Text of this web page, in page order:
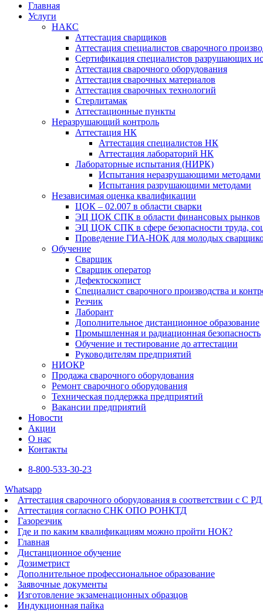
Главная
Услуги
НАКС
Аттестация сварщиков
Аттестация специалистов сварочного
Сертификация специалистов разрушающих
Аттестация сварочного оборудования
Аттестация сварочных материалов
Аттестация сварочных технологий
Стерлитамак
Аттестационные пункты
Неразрушающий контроль
Аттестация НК
Аттестация специалистов НК
Аттестация лабораторий НК
Лабораторные испытания (НИРК)
Испытания неразрушающими методами
Испытания разрушающими методами
Независимая оценка квалификации
ЦОК – 02.007 в области сварки
ЭЦ ЦОК СПК в области финансовых рынков
ЭЦ ЦОК СПК в сфере безопасности труда,
Проведение ГИА-НОК для молодых
Обучение
Сварщик
Сварщик оператор
Дефектоскопист
Специалист сварочного производства и
Резчик
Лаборант
Дополнительное дистанционное образование
Промышленная и радиационная безопасность
Обучение и тестирование до аттестации
Руководителям предприятий
НИОКР
Продажа сварочного оборудования
Ремонт сварочного оборудования
Техническая поддержка предприятий
Вакансии предприятий
Новости
Акции
О нас
Контакты
8-800-533-30-23
Whatsapp
Аттестация сварочного оборудования в соответствии с С
Аттестация согласно СНК ОПО РОНКТД
Газорезчик
Где и по каким квалификациям можно пройти НОК?
Главная
Дистанционное обучение
Дозиметрист
Дополнительное профессиональное образование
Заявочные документы
Изготовление экзаменационных образцов
Индукционная пайка​